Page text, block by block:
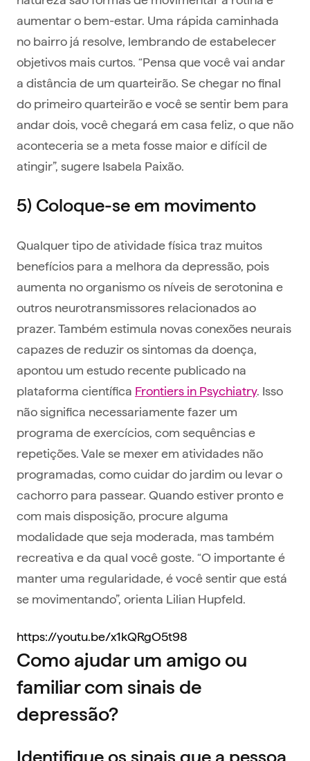
aumentar o bem-estar. Uma rápida caminhada
no bairro já resolve, lembrando de estabelecer
objetivos mais curtos. “Pensa que você vai andar
a distância de um quarteirão. Se chegar no final
do primeiro quarteirão e você se sentir bem para
andar dois, você chegará em casa feliz, o que não
aconteceria se a meta fosse maior e difícil de
atingir”, sugere Isabela Paixão.
5) Coloque-se em movimento
Qualquer tipo de atividade física traz muitos
benefícios para a melhora da depressão, pois
aumenta no organismo os níveis de serotonina e
outros neurotransmissores relacionados ao
prazer. Também estimula novas conexões neurais
capazes de reduzir os sintomas da doença,
apontou um estudo recente publicado na
plataforma científica Frontiers in Psychiatry. Isso
não significa necessariamente fazer um
programa de exercícios, com sequências e
repetições. Vale se mexer em atividades não
programadas, como cuidar do jardim ou levar o
cachorro para passear. Quando estiver pronto e
com mais disposição, procure alguma
modalidade que seja moderada, mas também
recreativa e da qual você goste. “O importante é
manter uma regularidade, é você sentir que está
se movimentando”, orienta Lilian Hupfeld.
https://youtu.be/x1kQRgO5t98
Como ajudar um amigo ou
familiar com sinais de
depressão?
Identifique os sinais que a pessoa